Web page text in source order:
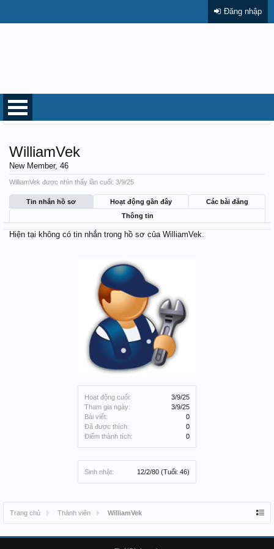
Đăng nhập
Trang chủ
Hoạt động cuối:
3/9/25
Tham gia ngày:
3/9/25
Bài viết:
0
Đã được thích:
0
Điểm thành tích:
0
Sinh nhật: 12/2/80 (Tuổi: 46)
WilliamVek
New Member, 46
WilliamVek được nhìn thấy lần cuối: 3/9/25
Tin nhắn hồ sơ Hoạt động gần đây
Các bài đăng
Thông tin
Hiện tại không có tin nhắn trong hồ sơ của WilliamVek.
Trang chủ Thành viên WilliamVek